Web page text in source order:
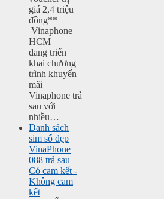
giá 2,4 triệu
đồng**
Vinaphone
HCM
đang triển
khai chương
trình khuyến
mãi
Vinaphone trả
sau với
nhiều…
Danh sách
sim số đẹp
VinaPhone
088 trả sau
Có cam kết -
Không cam
kết